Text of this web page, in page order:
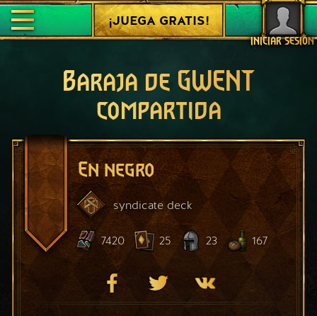
INICIAR SESIÓN
¡JUEGA GRATIS!
Baraja de GWENT
compartida
En negro
syndicate deck
7420 25 23 167